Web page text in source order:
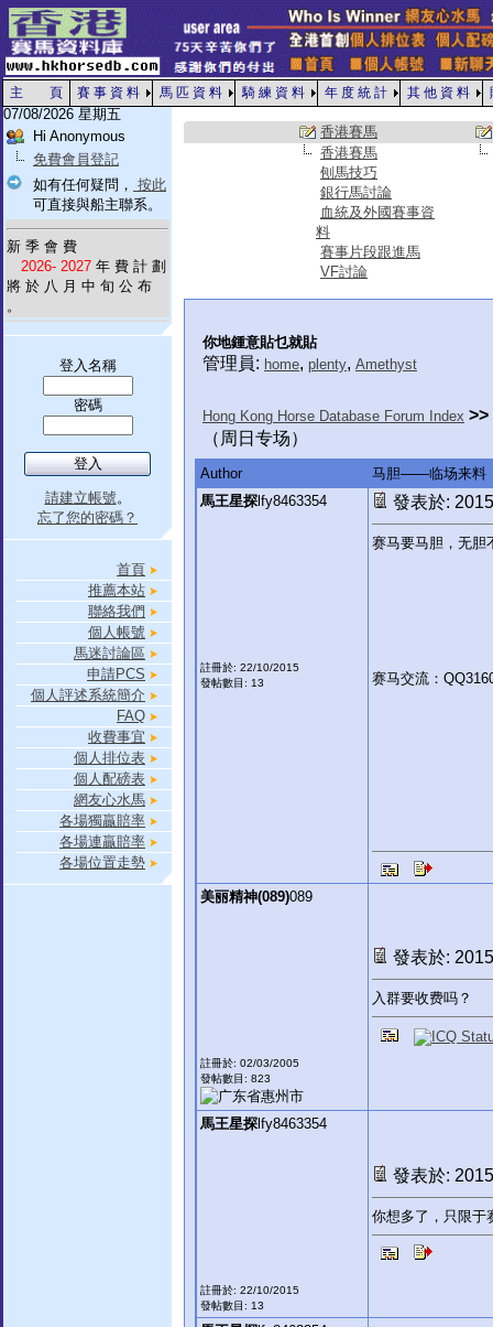
主 頁 賽 事 資 料 馬 匹 資 料 騎 練 資 料 年 度 統 計 其 他 資 料
07/08/2026 星期五
Hi Anonymous
免費會員登記
如有任何疑問， 按此
可直接與船主聯系。
新 季 會 費
2026- 2027 年 費 計 劃
將 於 八 月 中 旬 公 布
。
登入名稱
密碼
請建立帳號。
忘了您的密碼？
首頁
推薦本站
聯絡我們
個人帳號
馬迷討論區
申請PCS
個人評述系統簡介
FAQ
收費事宜
個人排位表
個人配磅表
網友心水馬
各場獨贏賠率
各場連贏賠率
各場位置走勢
香港賽馬
香港賽馬
刨馬技巧
銀行馬討論
血統及外國賽事資
料
賽事片段跟進馬
VF討論
你地鍾意貼乜就貼
管理員: home, plenty, Amethyst
Hong Kong Horse Database Forum Index >>
（周日专场）
Author
马胆——临场来料
馬王星探 lfy8463354
註冊於: 22/10/2015
發帖數目: 13
發表於:
赛马要马胆，无胆
赛马交流：
美丽精神(089)089
註冊於: 02/03/2005
發帖數目: 823
發表於:
入群要收费吗？
馬王星探 lfy8463354
註冊於: 22/10/2015
發帖數目: 13
發表於:
你想多了，只限于